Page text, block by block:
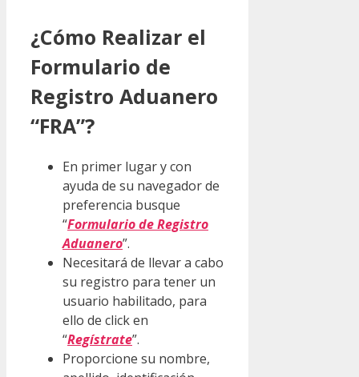
¿Cómo Realizar el
Formulario de
Registro Aduanero
“FRA”?
En primer lugar y con
ayuda de su navegador de
preferencia busque
“Formulario de Registro
Aduanero”.
Necesitará de llevar a cabo
su registro para tener un
usuario habilitado, para
ello de click en
“Regístrate”.
Proporcione su nombre,